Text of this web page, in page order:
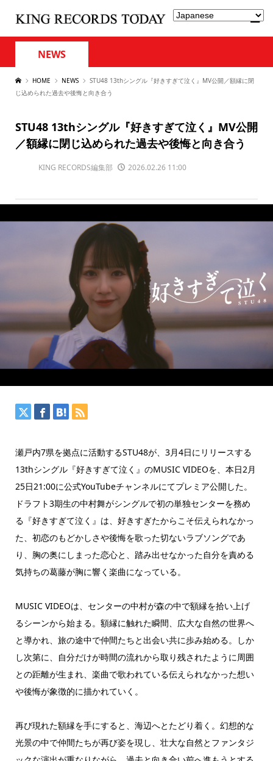
NEWS
HOME NEWS
STU48 13thシングル『好きすぎて泣く』MV公開／額縁に閉
じ込められた過去や後悔と向き合う
STU48 13thシングル『好きすぎて泣く』MV公開
／額縁に閉じ込められた過去や後悔と向き合う
KING RECORDS編集部 2026.02.26 11:00
瀬戸内7県を拠点に活動するSTU48が、3月4日にリリースする
13thシングル『好きすぎて泣く』のMUSIC VIDEOを、本日2月
25日21:00に公式YouTubeチャンネルにてプレミア公開した。
ドラフト3期生の中村舞がシングルで初の単独センターを務め
る『好きすぎて泣く』は、好きすぎたからこそ伝えられなかっ
た、初恋のもどかしさや後悔を歌った切ないラブソングであ
り、胸の奥にしまった恋心と、踏み出せなかった自分を責める
気持ちの葛藤が胸に響く楽曲になっている。
MUSIC VIDEOは、センターの中村が森の中で額縁を拾い上げ
るシーンから始まる。額縁に触れた瞬間、広大な自然の世界へ
と導かれ、旅の途中で仲間たちと出会い共に歩み始める。しか
し次第に、自分だけが時間の流れから取り残されたように周囲
との距離が生まれ、楽曲で歌われている伝えられなかった想い
や後悔が象徴的に描かれていく。
再び現れた額縁を手にすると、海辺へとたどり着く。幻想的な
光景の中で仲間たちが再び姿を現し、壮大な自然とファンタジ